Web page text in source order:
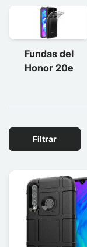
Fundas del
Honor 20e
Filtrar